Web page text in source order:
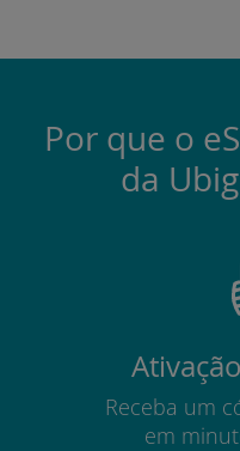
Por que o
da
Receba um
em